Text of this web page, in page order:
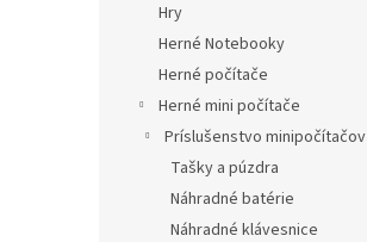
Hry
Herné Notebooky
Herné počítače
Herné mini počítače
Príslušenstvo minipočítačov
Tašky a púzdra
Náhradné batérie
Náhradné klávesnice